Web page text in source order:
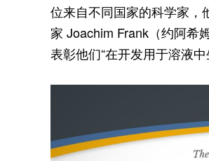
位来自不同国家的科学家，
家 Joachim Frank（约阿希
表彰他们“在开发用于溶液